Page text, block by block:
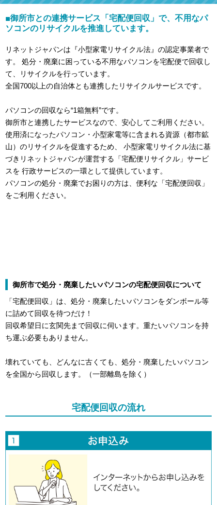
■御所市との連携サービス「宅配便回収」で、不用なパ
ソコンのリサイクルを推進しています。
リネットジャパンは『小型家電リサイクル法』の認定事業者で
す。
処分・廃棄に困っている不用なパソコンを宅配便で回収し
て、リサイクルを行っています。
全国700以上の自治体とも連携したリサイクルサービスです。
パソコンの回収なら“1箱無料”です。
御所市と連携したサービスなので、安心してご利用ください。
使用済になったパソコン・小型家電等に含まれる資源（都市鉱
山）のリサイクルを促進するため、
小型家電リサイクル法に基
づきリネットジャパンが運営する「宅配便リサイクル」サービ
スを 行政サービスの一環として提供しています。
パソコンの処分・廃棄でお困りの方は、便利な「宅配便回収」
をご利用ください。
御所市で処分・廃棄したいパソコンの宅配便回収について
「宅配便回収」は、処分・廃棄したいパソコンをダンボール等
に詰めて回収を待つだけ！
回収希望日に玄関先まで回収に伺います。重たいパソコンを持
ち運ぶ必要もありません。
壊れていても、どんなに古くても、処分・廃棄したいパソコン
を全国から回収します。（一部離島を除く）
宅配便回収の流れ